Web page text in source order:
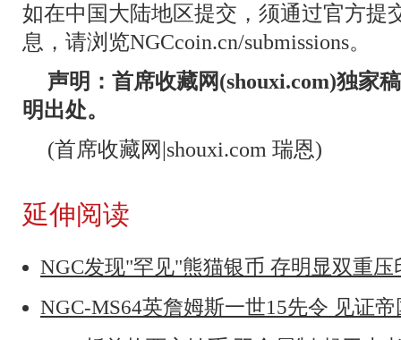
如在中国大陆地区提交，须通过官方提
息，请浏览NGCcoin.cn/submissions。
声明：首席收藏网(shouxi.com)独家
明出处。
(首席收藏网|shouxi.com 瑞恩)
延伸阅读
NGC发现"罕见"熊猫银币 存明显双重
NGC-MS64英詹姆斯一世15先令 见证